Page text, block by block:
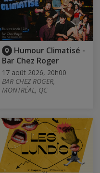
Humour Climatisé -
Bar Chez Roger
17 août 2026, 20h00
BAR CHEZ ROGER,
MONTRÉAL, QC